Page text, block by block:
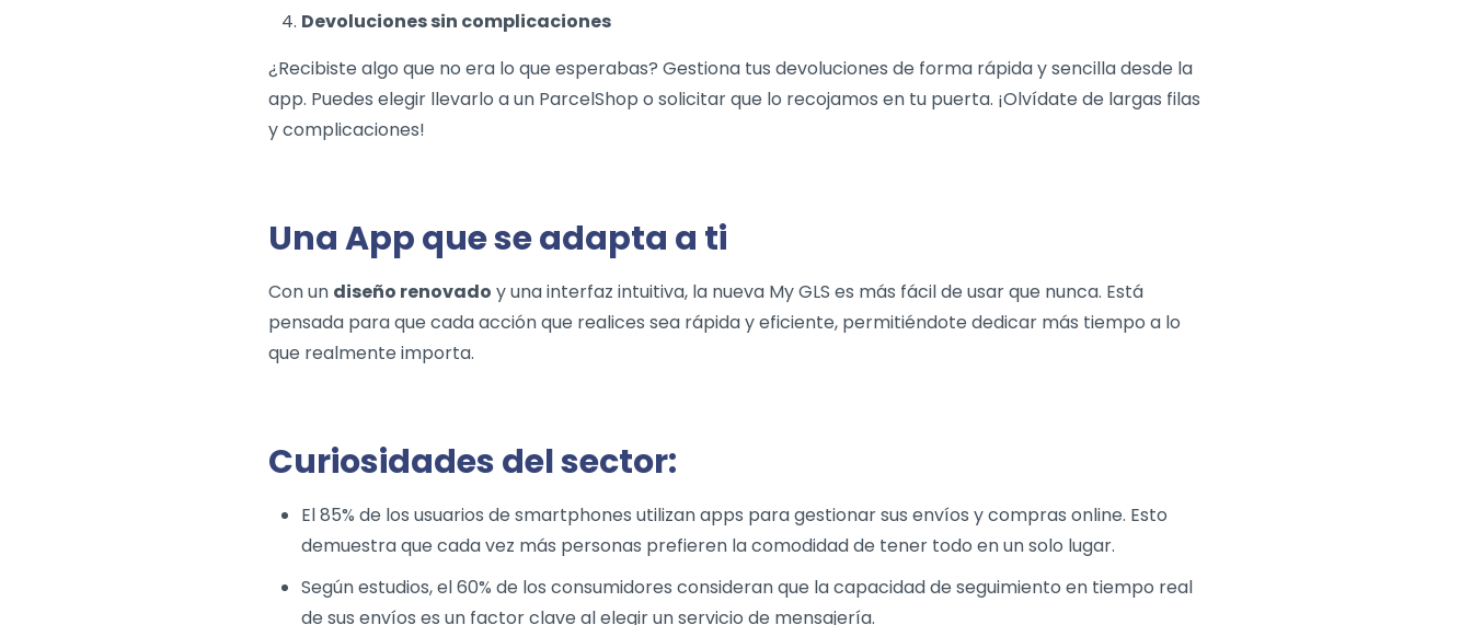
Devoluciones sin complicaciones
¿Recibiste algo que no era lo que esperabas? Gestiona tus devoluciones de forma rápida y sencilla desde la
app. Puedes elegir llevarlo a un ParcelShop o solicitar que lo recojamos en tu puerta. ¡Olvídate de largas filas
y complicaciones!
Una App que se adapta a ti
Con un diseño renovado y una interfaz intuitiva, la nueva My GLS es más fácil de usar que nunca. Está
pensada para que cada acción que realices sea rápida y eficiente, permitiéndote dedicar más tiempo a lo
que realmente importa.
Curiosidades del sector:
El 85% de los usuarios de smartphones utilizan apps para gestionar sus envíos y compras online. Esto
demuestra que cada vez más personas prefieren la comodidad de tener todo en un solo lugar.
Según estudios, el 60% de los consumidores consideran que la capacidad de seguimiento en tiempo real
de sus envíos es un factor clave al elegir un servicio de mensajería.